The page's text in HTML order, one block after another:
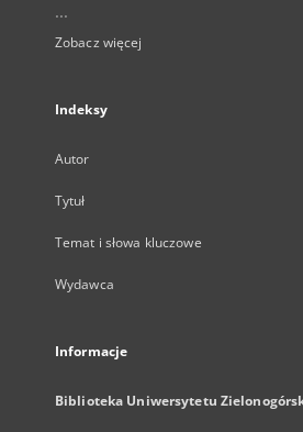
...
Zobacz więcej
Indeksy
Autor
Tytuł
Temat i słowa kluczowe
Wydawca
Informacje
Biblioteka Uniwersytetu